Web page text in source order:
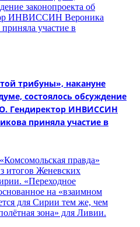
трибуны», накануне
состоялось обсуждение
Гендиректор ИНВИССИН
приняла участие в